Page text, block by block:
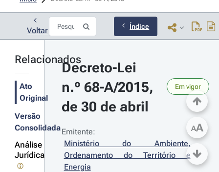
Voltar Índice
Relacionados
Ato
Original
Versão
Consolidada
Análise
Jurídica
Decreto-Lei
n.º 68-A/2015,
de 30 de abril
Em vigor
Emitente:
Ministério do Ambiente,
Ordenamento do Território e
Energia
AA